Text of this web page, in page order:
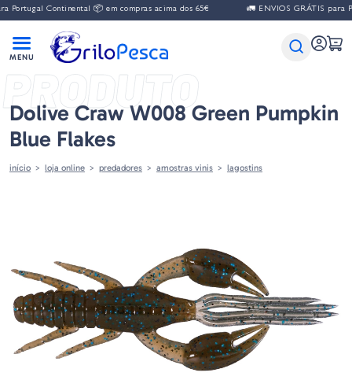
Continental 📦 em compras acima dos 65€ 🚛 ENVIOS GRÁTIS para
PRODUTO
Dolive Craw W008 Green Pumpkin
Blue Flakes
início loja online predadores amostras vinis lagostins